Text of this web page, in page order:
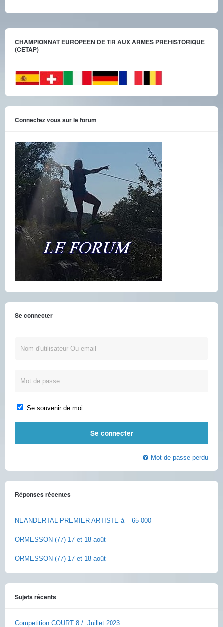
CHAMPIONNAT EUROPEEN DE TIR AUX ARMES PREHISTORIQUE
(CETAP)
Connectez vous sur le forum
Se connecter
Se souvenir de moi
Mot de passe perdu
Réponses récentes
NEANDERTAL PREMIER ARTISTE à – 65 000
ORMESSON (77) 17 et 18 août
ORMESSON (77) 17 et 18 août
Sujets récents
Competition COURT 8./. Juillet 2023